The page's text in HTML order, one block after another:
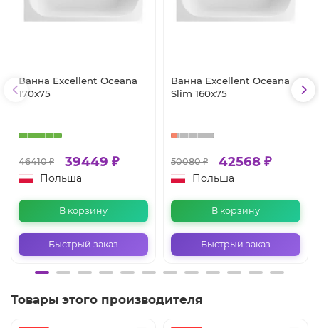
Ванна Excellent Oceana
170x75
46410 ₽ 39449 ₽
Польша
В корзину
Быстрый заказ
Ванна Excellent Oceana
Slim 160x75
50080 ₽ 42568 ₽
Польша
В корзину
Быстрый заказ
Товары этого производителя